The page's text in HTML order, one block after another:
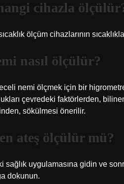
cihazla
ölçüm cihazlarının
nasıl ölçülür?
nemi ölçmek için bir
çevredeki faktörlerden,
sökülmesi önerilir.
ateş ölçülür mü?
sağlık uygulamasına gidin ve
dokunun.